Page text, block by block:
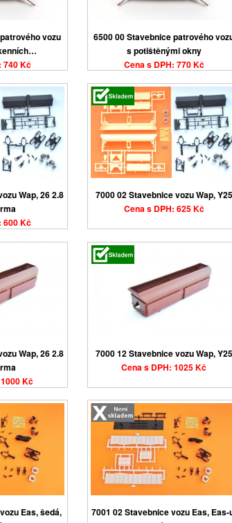
vozu
740 Kč
6500 00 Stavebnice patrového
s potištěnými okny
Cena s DPH: 770 Kč
Wap, 26 2.8
600 Kč
7000 02 Stavebnice vozu Wap, Y25
Cena s DPH: 625 Kč
Wap, 26 2.8
Kč
7000 12 Stavebnice vozu Wap, Y25
Cena s DPH: 1025 Kč
Eas, šedá,
7001 02 Stavebnice vozu Eas, Eas-